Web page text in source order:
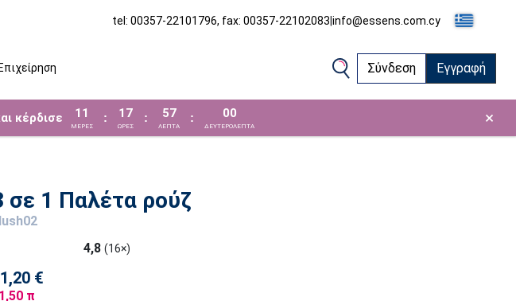
tel: 00357-22101796, fax: 00357-22102083|info@essens.com.cy
Επιχείρηση Σύνδεση Εγγραφή
κέρδισε 11
ΜΈΡΕΣ
: 17
ΩΡΕΣ
: 56
ΛΕΠΤΑ
: 59
ΔΕΥΤΕΡΟΛΕΠΤΑ ×
σε 1 Παλέτα ρούζ
4,8 (16×)
€
π